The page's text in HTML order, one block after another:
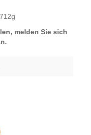
melden Sie sich